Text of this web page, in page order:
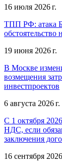
16 июля 2026 г.
ТПП РФ: атака
19 июня 2026 г.
В Москве
возмещения
инвестпроектов
6 августа 2026 г.
С 1 октября
НДС, если
заключения
16 сентября 2026